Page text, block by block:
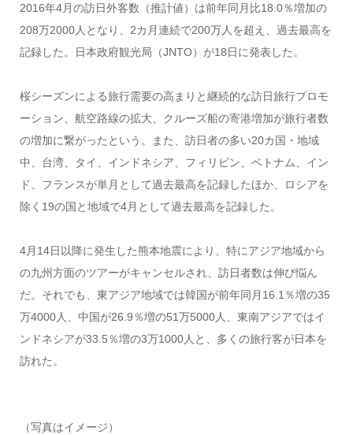
2016年4月の訪日外客数（推計値）は前年同月比18.0％増加の
208万2000人となり、2カ月連続で200万人を超え、過去最高を
記録した。日本政府観光局（JNTO）が18日に発表した。
桜シーズンによる旅行需要の高まりと継続的な訪日旅行プロモ
ーション、航空路線の拡大、クルーズ船の寄港増加が旅行者数
の増加に繋がったという。また、訪日者の多い20カ国・地域
中、台湾、タイ、インドネシア、フィリピン、ベトナム、イン
ド、フランスが単月として過去最高を記録したほか、ロシアを
除く19の国と地域で4月として過去最高を記録した。
4月14日以降に発生した熊本地震により、特にアジア地域から
の九州方面のツアーがキャンセルされ、訪日者数は伸び悩ん
だ。それでも、東アジア地域では韓国が前年同月16.1％増の35
万4000人、中国が26.9％増の51万5000人、東南アジアではイ
ンドネシアが33.5％増の3万1000人と、多くの旅行客が日本を
訪れた。
（写真はイメージ）